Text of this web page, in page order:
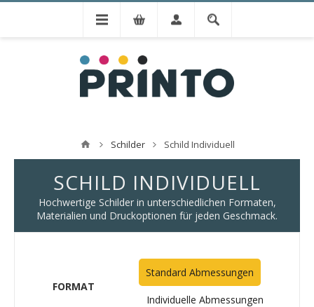
Schilder Schild Individuell
SCHILD INDIVIDUELL
Hochwertige Schilder in unterschiedlichen Formaten,
Materialien und Druckoptionen für jeden Geschmack.
FORMAT
Standard Abmessungen
Individuelle Abmessungen